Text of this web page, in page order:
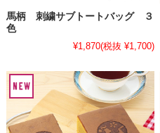
馬柄 刺繍サブトートバッグ ３
色
¥1,870(税抜 ¥1,700)